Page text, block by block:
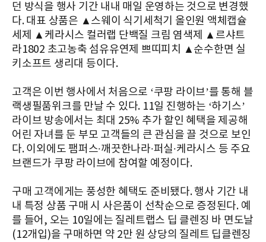
던 방식을 행사 기간 내내 매일 운영하는 것으로 변경했
다. 대표 상품은 ▲스웨이 식기세척기 올인원 액체캡슐
세제 ▲케라시스 컬러랩 단백질 크림 염색제 ▲르샤트
라1802 초고농축 섬유유연제 쁘띠피치 ▲순수한면 실
키소프트 생리대 등이다.
고객은 이번 행사에서 처음으로 ‘쿠팡 라이브’를 통해 블
랙생필품위크를 만날 수 있다. 11일 진행하는 ‘하기스’
라이브 방송에서는 최대 25% 추가 할인 혜택을 제공해
어린 자녀를 둔 부모 고객들의 큰 관심을 끌 것으로 보인
다. 이외에도 팸퍼스∙깨끗한나라∙퍼실∙케라시스 등 주요
브랜드가 쿠팡 라이브에 참여할 예정이다.
구매 고객에게는 풍성한 혜택도 준비됐다. 행사 기간 내
내 특정 상품 구매 시 사은품이 선착순으로 증정된다. 예
를 들어, 오는 10일에는 질레트랩스 딥 클렌징 바 면도날
(12개입)을 구매하면 약 2만 원 상당의 질레트 딥클렌징